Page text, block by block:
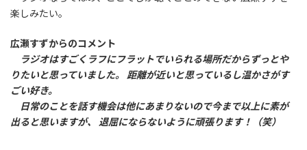
楽しみたい。
広瀬すずからのコメント
ラジオはすごくラフにフラットでいられる場所だからずっとや
りたいと思っていました。 距離が近いと思っているし温かさがす
ごい好き。
日常のことを話す機会は他にあまりないので今まで以上に素が
出ると思いますが、 退屈にならないように頑張ります！（笑）